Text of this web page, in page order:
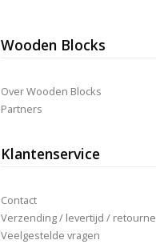
Wooden Blocks
Over Wooden Blocks
Partners
Klantenservice
Contact
Verzending / levertijd /
Veelgestelde vragen